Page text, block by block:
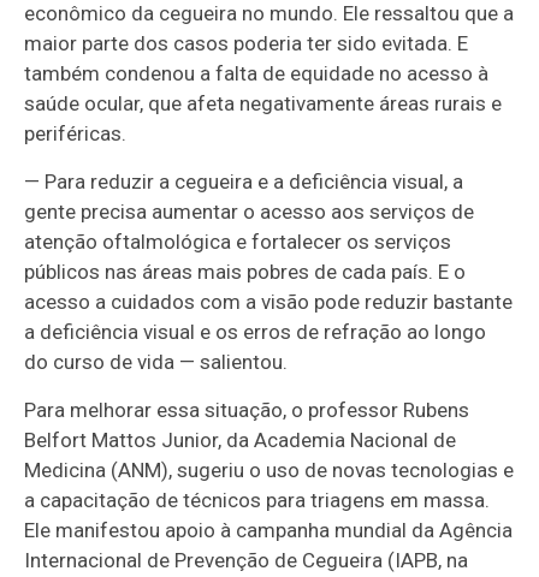
econômico da cegueira no mundo. Ele ressaltou que a
maior parte dos casos poderia ter sido evitada. E
também condenou a falta de equidade no acesso à
saúde ocular, que afeta negativamente áreas rurais e
periféricas.
— Para reduzir a cegueira e a deficiência visual, a
gente precisa aumentar o acesso aos serviços de
atenção oftalmológica e fortalecer os serviços
públicos nas áreas mais pobres de cada país. E o
acesso a cuidados com a visão pode reduzir bastante
a deficiência visual e os erros de refração ao longo
do curso de vida — salientou.
Para melhorar essa situação, o professor Rubens
Belfort Mattos Junior, da Academia Nacional de
Medicina (ANM), sugeriu o uso de novas tecnologias e
a capacitação de técnicos para triagens em massa.
Ele manifestou apoio à campanha mundial da Agência
Internacional de Prevenção de Cegueira (IAPB, na